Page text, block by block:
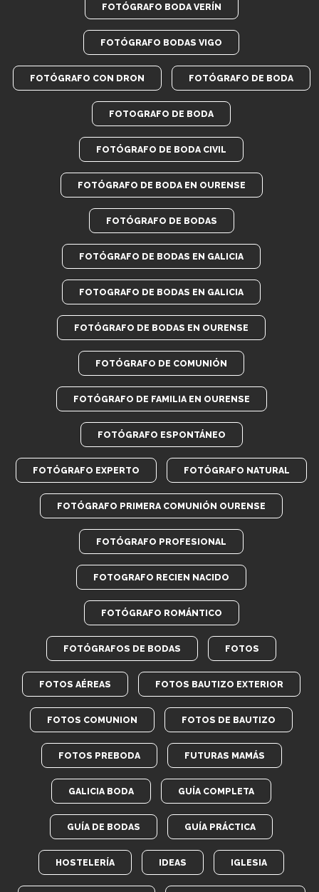
FOTÓGRAFO BODA VERÍN
FOTÓGRAFO BODAS VIGO
FOTÓGRAFO CON DRON FOTÓGRAFO DE BODA
FOTOGRAFO DE BODA
FOTÓGRAFO DE BODA CIVIL
FOTÓGRAFO DE BODA EN OURENSE
FOTÓGRAFO DE BODAS
FOTÓGRAFO DE BODAS EN GALICIA
FOTOGRAFO DE BODAS EN GALICIA
FOTÓGRAFO DE BODAS EN OURENSE
FOTÓGRAFO DE COMUNIÓN
FOTÓGRAFO DE FAMILIA EN OURENSE
FOTÓGRAFO ESPONTÁNEO
FOTÓGRAFO EXPERTO FOTÓGRAFO NATURAL
FOTÓGRAFO PRIMERA COMUNIÓN OURENSE
FOTÓGRAFO PROFESIONAL
FOTOGRAFO RECIEN NACIDO
FOTÓGRAFO ROMÁNTICO
FOTÓGRAFOS DE BODAS FOTOS
FOTOS AÉREAS FOTOS BAUTIZO EXTERIOR
FOTOS COMUNION FOTOS DE BAUTIZO
FOTOS PREBODA FUTURAS MAMÁS
GALICIA BODA GUÍA COMPLETA
GUÍA DE BODAS GUÍA PRÁCTICA
HOSTELERÍA IDEAS IGLESIA